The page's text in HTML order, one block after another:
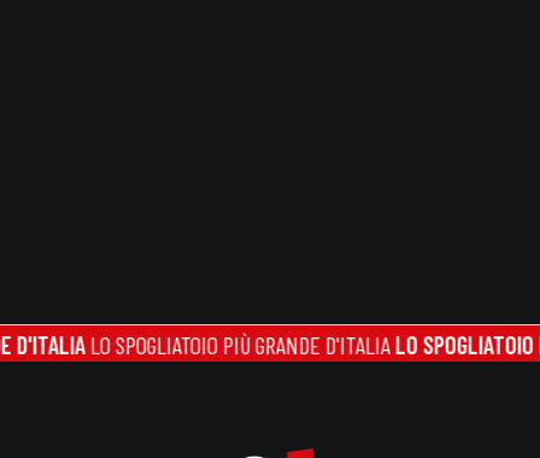
LO SPOGLIATOIO PIÙ GRANDE D'ITALIALO SPOGLIATOIO PIÙ